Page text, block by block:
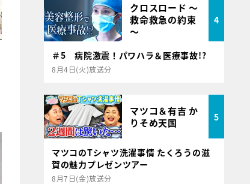
クロスロード ～
救命救急の約束
～
4
＃5 病院激震！パワハラ＆医療事故!?
8月4日(火)放送分
マツコ＆有吉 か
りそめ天国
5
マツコのTシャツ洗濯事情 たくろうの滋
賀の魅力プレゼンツアー
8月7日(金)放送分